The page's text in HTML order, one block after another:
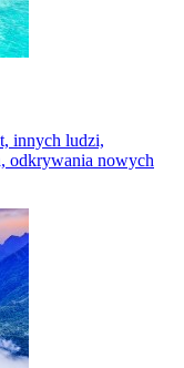
innych ludzi,
odkrywania nowych